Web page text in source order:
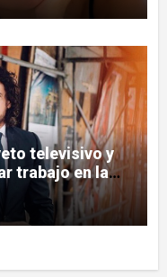
televisivo y
trabajo en la